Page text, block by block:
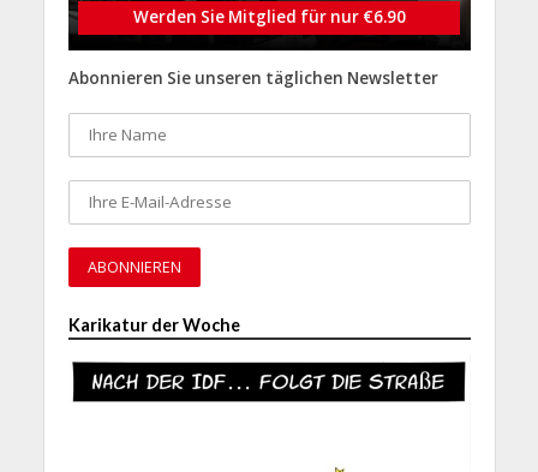
Werden Sie Mitglied für nur €6.90
Abonnieren Sie unseren täglichen Newsletter
Karikatur der Woche